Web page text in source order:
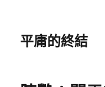
平庸的終結